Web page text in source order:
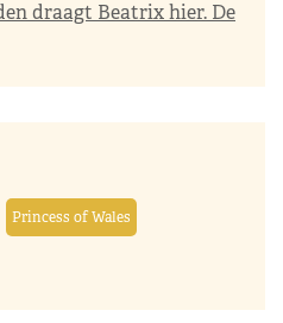
draagt Beatrix hier. De
Princess of Wales